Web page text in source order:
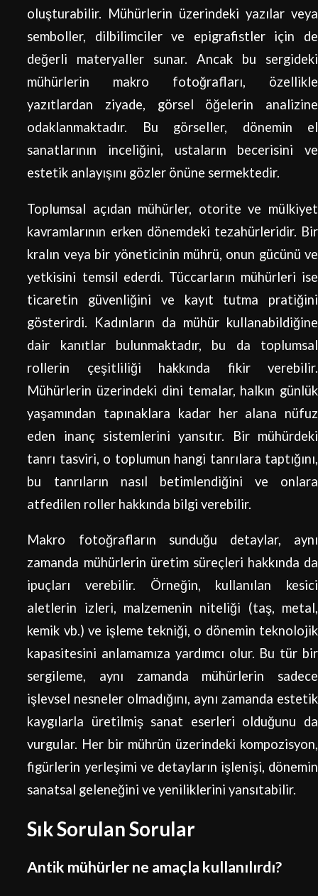
oluşturabilir. Mühürlerin üzerindeki yazılar veya
semboller, dilbilimciler ve epigrafistler için de
değerli materyaller sunar. Ancak bu sergideki
mühürlerin makro fotoğrafları, özellikle
yazıtlardan ziyade, görsel öğelerin analizine
odaklanmaktadır. Bu görseller, dönemin el
sanatlarının inceliğini, ustaların becerisini ve
estetik anlayışını gözler önüne sermektedir.
Toplumsal açıdan mühürler, otorite ve mülkiyet
kavramlarının erken dönemdeki tezahürleridir. Bir
kralın veya bir yöneticinin mührü, onun gücünü ve
yetkisini temsil ederdi. Tüccarların mühürleri ise
ticaretin güvenliğini ve kayıt tutma pratiğini
gösterirdi. Kadınların da mühür kullanabildiğine
dair kanıtlar bulunmaktadır, bu da toplumsal
rollerin çeşitliliği hakkında fikir verebilir.
Mühürlerin üzerindeki dini temalar, halkın günlük
yaşamından tapınaklara kadar her alana nüfuz
eden inanç sistemlerini yansıtır. Bir mühürdeki
tanrı tasviri, o toplumun hangi tanrılara taptığını,
bu tanrıların nasıl betimlendiğini ve onlara
atfedilen roller hakkında bilgi verebilir.
Makro fotoğrafların sunduğu detaylar, aynı
zamanda mühürlerin üretim süreçleri hakkında da
ipuçları verebilir. Örneğin, kullanılan kesici
aletlerin izleri, malzemenin niteliği (taş, metal,
kemik vb.) ve işleme tekniği, o dönemin teknolojik
kapasitesini anlamamıza yardımcı olur. Bu tür bir
sergileme, aynı zamanda mühürlerin sadece
işlevsel nesneler olmadığını, aynı zamanda estetik
kaygılarla üretilmiş sanat eserleri olduğunu da
vurgular. Her bir mührün üzerindeki kompozisyon,
figürlerin yerleşimi ve detayların işlenişi, dönemin
sanatsal geleneğini ve yeniliklerini yansıtabilir.
Sık Sorulan Sorular
Antik mühürler ne amaçla kullanılırdı?